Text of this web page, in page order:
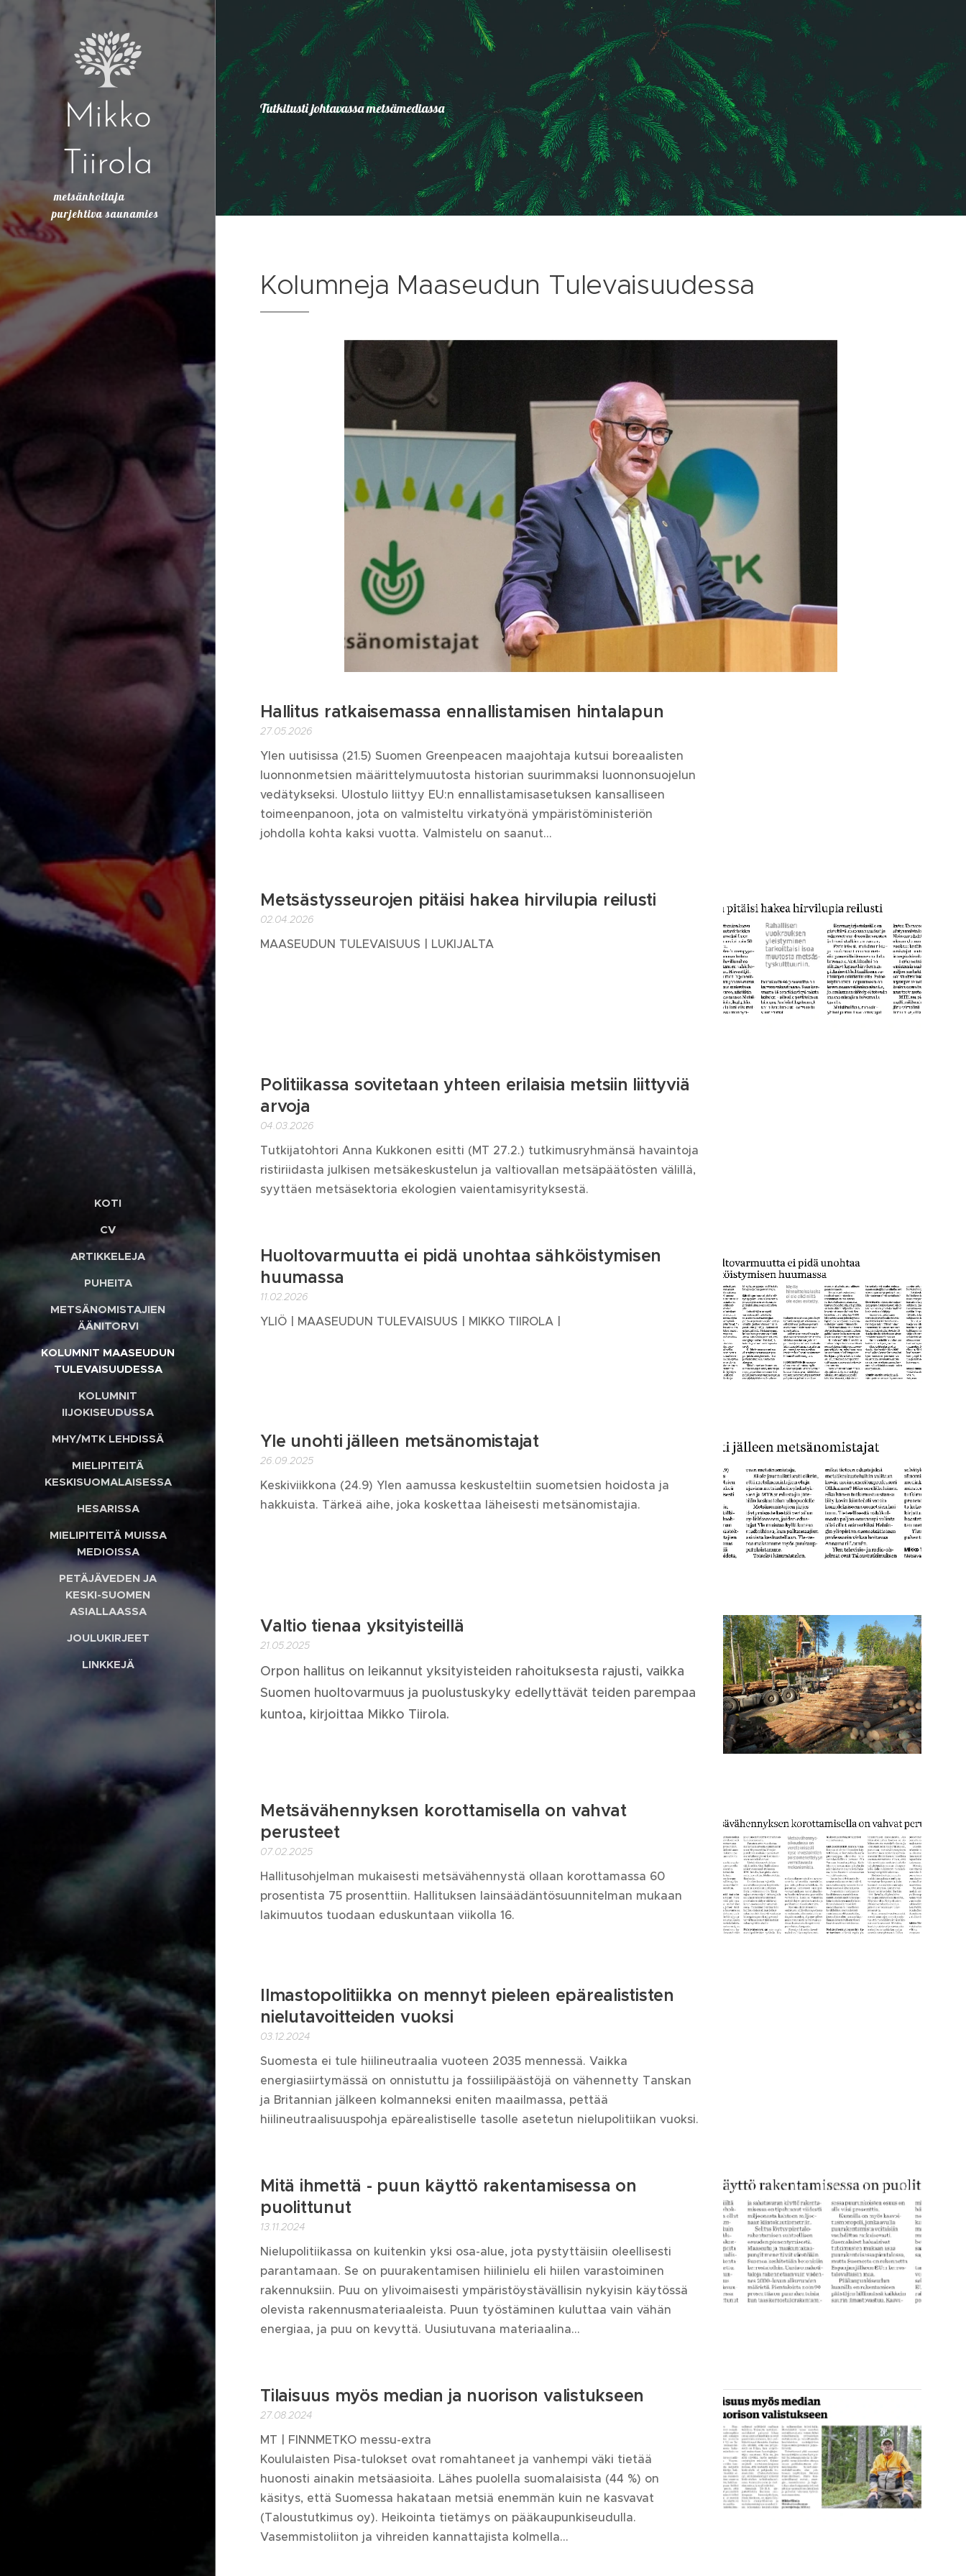
Mikko
Tiirola
metsänhoitaja
purjehtiva saunamies
KOTI
CV
ARTIKKELEJA
PUHEITA
METSÄNOMISTAJIEN
ÄÄNITORVI
KOLUMNIT MAASEUDUN
TULEVAISUUDESSA
KOLUMNIT
IIJOKISEUDUSSA
MHY/MTK LEHDISSÄ
MIELIPITEITÄ
KESKISUOMALAISESSA
HESARISSA
MIELIPITEITÄ MUISSA
MEDIOISSA
PETÄJÄVEDEN JA
KESKI-SUOMEN
ASIALLAASSA
JOULUKIRJEET
LINKKEJÄ
Tutkitusti johtavassa metsämediassa
Kolumneja Maaseudun Tulevaisuudessa
Hallitus ratkaisemassa ennallistamisen hintalapun
27.05.2026
Ylen uutisissa (21.5) Suomen Greenpeacen maajohtaja kutsui boreaalisten
luonnonmetsien määrittelymuutosta historian suurimmaksi luonnonsuojelun
vedätykseksi. Ulostulo liittyy EU:n ennallistamisasetuksen kansalliseen
toimeenpanoon, jota on valmisteltu virkatyönä ympäristöministeriön
johdolla kohta kaksi vuotta. Valmistelu on saanut...
Metsästysseurojen pitäisi hakea hirvilupia reilusti
02.04.2026
MAASEUDUN TULEVAISUUS | LUKIJALTA
Politiikassa sovitetaan yhteen erilaisia metsiin liittyviä
arvoja
04.03.2026
Tutkijatohtori Anna Kukkonen esitti (MT 27.2.) tutkimusryhmänsä havaintoja
ristiriidasta julkisen metsäkeskustelun ja valtiovallan metsäpäätösten välillä,
syyttäen metsäsektoria ekologien vaientamisyrityksestä.
Huoltovarmuutta ei pidä unohtaa sähköistymisen
huumassa
11.02.2026
YLIÖ | MAASEUDUN TULEVAISUUS | MIKKO TIIROLA |
Yle unohti jälleen metsänomistajat
26.09.2025
Keskiviikkona (24.9) Ylen aamussa keskusteltiin suometsien hoidosta ja
hakkuista. Tärkeä aihe, joka koskettaa läheisesti metsänomistajia.
Valtio tienaa yksityisteillä
21.05.2025
Orpon hallitus on leikannut yksityisteiden rahoituksesta rajusti, vaikka
Suomen huoltovarmuus ja puolustuskyky edellyttävät teiden parempaa
kuntoa, kirjoittaa Mikko Tiirola.
Metsävähennyksen korottamisella on vahvat
perusteet
07.02.2025
Hallitusohjelman mukaisesti metsävähennystä ollaan korottamassa 60
prosentista 75 prosenttiin. Hallituksen lainsäädäntösuunnitelman mukaan
lakimuutos tuodaan eduskuntaan viikolla 16.
Ilmastopolitiikka on mennyt pieleen epärealististen
nielutavoitteiden vuoksi
03.12.2024
Suomesta ei tule hiilineutraalia vuoteen 2035 mennessä. Vaikka
energiasiirtymässä on onnistuttu ja fossiilipäästöjä on vähennetty Tanskan
ja Britannian jälkeen kolmanneksi eniten maailmassa, pettää
hiilineutraalisuuspohja epärealistiselle tasolle asetetun nielupolitiikan vuoksi.
Mitä ihmettä - puun käyttö rakentamisessa on
puolittunut
13.11.2024
Nielupolitiikassa on kuitenkin yksi osa-alue, jota pystyttäisiin oleellisesti
parantamaan. Se on puurakentamisen hiilinielu eli hiilen varastoiminen
rakennuksiin. Puu on ylivoimaisesti ympäristöystävällisin nykyisin käytössä
olevista rakennusmateriaaleista. Puun työstäminen kuluttaa vain vähän
energiaa, ja puu on kevyttä. Uusiutuvana materiaalina...
Tilaisuus myös median ja nuorison valistukseen
27.08.2024
MT | FINNMETKO messu-extra
Koululaisten Pisa-tulokset ovat romahtaneet ja vanhempi väki tietää
huonosti ainakin metsäasioita. Lähes puolella suomalaisista (44 %) on
käsitys, että Suomessa hakataan metsiä enemmän kuin ne kasvavat
(Taloustutkimus oy). Heikointa tietämys on pääkaupunkiseudulla.
Vasemmistoliiton ja vihreiden kannattajista kolmella...